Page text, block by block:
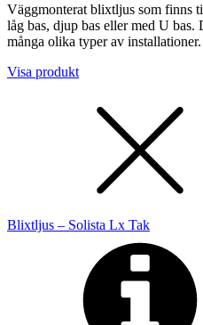
Väggmonterat blixtljus som finns
låg bas, djup bas eller med U bas.
många olika typer av installationer.
Visa produkt
Blixtljus – Solista Lx Tak